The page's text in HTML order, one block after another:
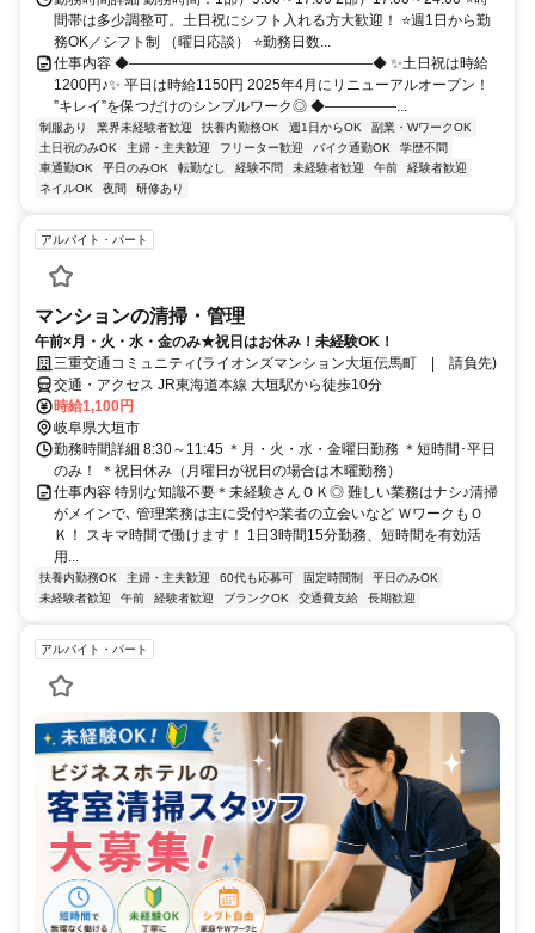
間帯は多少調整可。土日祝にシフト入れる方大歓迎！ ⭐週1日から勤
務OK／シフト制 （曜日応談） ⭐勤務日数...
仕事内容 ◆―――――――――――――――――◆ ✨土日祝は時給
1200円♪✨ 平日は時給1150円 2025年4月にリニューアルオープン！
”キレイ”を保つだけのシンプルワーク◎ ◆―――――...
制服あり 業界未経験者歓迎 扶養内勤務OK 週1日からOK
副業・WワークOK
土日祝のみOK
主婦・主夫歓迎 フリーター歓迎 バイク通勤OK
学歴不問
車通勤OK
平日のみOK 転勤なし 経験不問 未経験者歓迎 午前
経験者歓迎
ネイルOK
夜間 研修あり
アルバイト・パート
マンションの清掃・管理
午前×月・火・水・金のみ★祝日はお休み！未経験OK！
三重交通コミュニティ(ライオンズマンション大垣伝馬町 | 請負先)
交通・アクセス JR東海道本線 大垣駅から徒歩10分
時給1,100円
岐阜県大垣市
勤務時間詳細 8:30～11:45 ＊月・火・水・金曜日勤務 ＊短時間･平日
のみ！ ＊祝日休み（月曜日が祝日の場合は木曜勤務）
仕事内容 特別な知識不要＊未経験さんＯＫ◎ 難しい業務はナシ♪清掃
がメインで､ 管理業務は主に受付や業者の立会いなど ＷワークもＯ
Ｋ！ スキマ時間で働けます！ 1日3時間15分勤務、短時間を有効活
用...
扶養内勤務OK 主婦・主夫歓迎 60代も応募可 固定時間制
平日のみOK
未経験者歓迎
午前 経験者歓迎 ブランクOK 交通費支給 長期歓迎
アルバイト・パート